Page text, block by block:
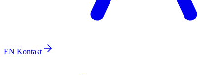
EN Kontakt